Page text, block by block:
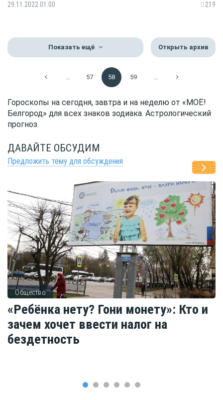
29.11.2022 01:00 219
Показать ещё Открыть архив
57 58 59
Гороскопы на сегодня, завтра и на неделю от «МОЁ!
Белгород» для всех знаков зодиака. Астрологический
прогноз.
ДАВАЙТЕ ОБСУДИМ
Предложить тему для обсуждения
Общество
«Ребёнка нету? Гони монету»: Кто и
зачем хочет ввести налог на
бездетность